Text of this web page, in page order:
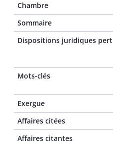
Chambre
Sommaire
Dispositions juridiques
Mots-clés
Exergue
Affaires citées
Affaires citantes